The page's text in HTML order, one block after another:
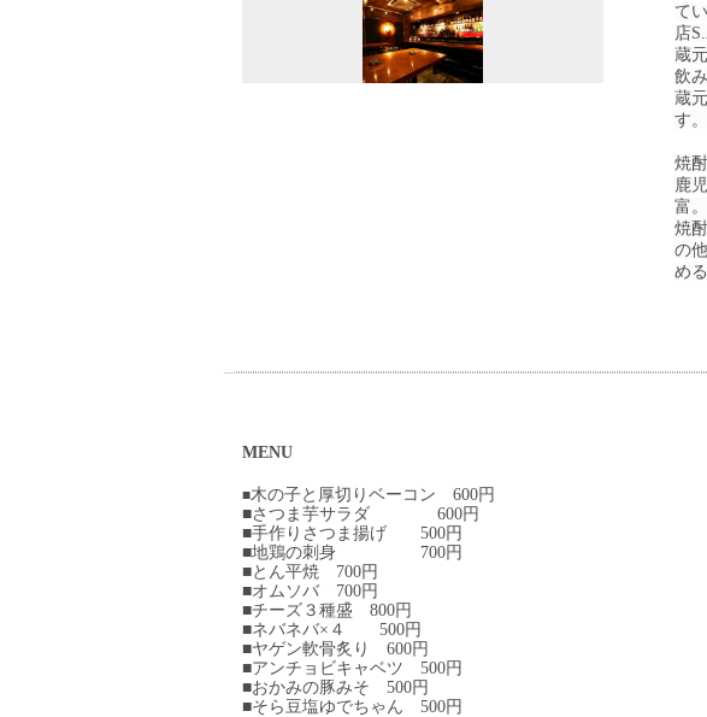
て
店
蔵
飲
蔵
す。
焼
鹿
富。
焼
の
める
MENU
■木の子と厚切りベーコン 600円
■さつま芋サラダ 600円
■手作りさつま揚げ 500円
■地鶏の刺身 700円
■とん平焼 700円
■オムソバ 700円
■チーズ３種盛 800円
■ネバネバ×４ 500円
■ヤゲン軟骨炙り 600円
■アンチョビキャベツ 500円
■おかみの豚みそ 500円
■そら豆塩ゆでちゃん 500円